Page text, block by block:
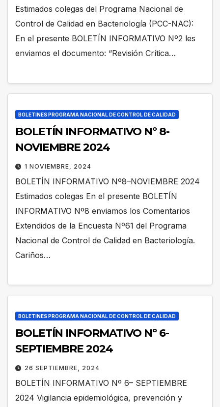
Estimados colegas del Programa Nacional de
Control de Calidad en Bacteriología (PCC-NAC):
En el presente BOLETÍN INFORMATIVO Nº2 les
enviamos el documento: “Revisión Crítica…
BOLETINES PROGRAMA NACIONAL DE CONTROL DE CALIDAD
BOLETÍN INFORMATIVO Nº 8-
NOVIEMBRE 2024
1 NOVIEMBRE, 2024
BOLETÍN INFORMATIVO Nº8–NOVIEMBRE 2024
Estimados colegas En el presente BOLETÍN
INFORMATIVO Nº8 enviamos los Comentarios
Extendidos de la Encuesta Nº61 del Programa
Nacional de Control de Calidad en Bacteriología.
Cariños…
BOLETINES PROGRAMA NACIONAL DE CONTROL DE CALIDAD
BOLETÍN INFORMATIVO Nº 6-
SEPTIEMBRE 2024
26 SEPTIEMBRE, 2024
BOLETÍN INFORMATIVO Nº 6– SEPTIEMBRE
2024 Vigilancia epidemiológica, prevención y